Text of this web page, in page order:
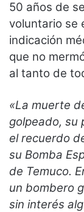
50 años de
voluntario se
indicación
que no
al tanto de
«La muerte
golpeado, su
el recuerdo
su Bomba
de Temuco.
un bombero
sin interés